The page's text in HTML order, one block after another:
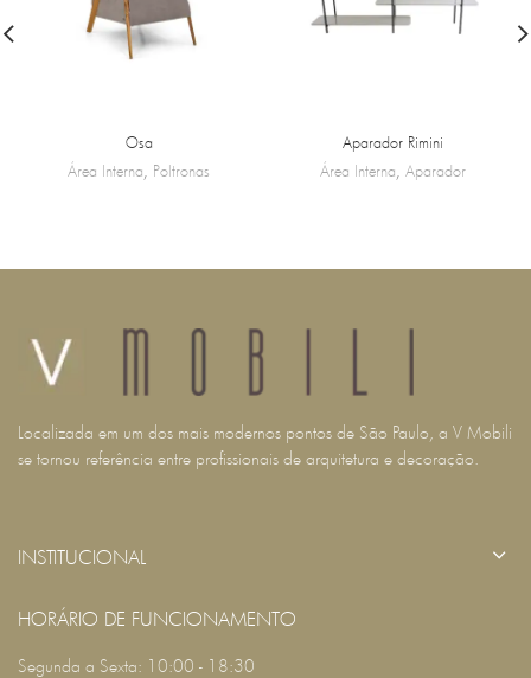
Osa
Área Interna
Poltronas
Aparador Rimini
Área Interna Aparador
Localizada em um dos mais modernos pontos de São Paulo, a V Mobili
se tornou referência entre profissionais de arquitetura e decoração.
INSTITUCIONAL
HORÁRIO DE FUNCIONAMENTO
Segunda a Sexta: 10:00 - 18:30